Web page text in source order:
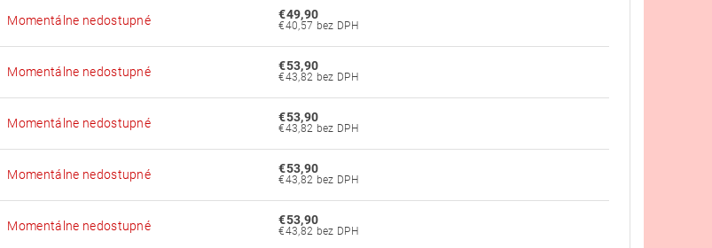
Momentálne nedostupné €49,90
€40,57 bez DPH
Momentálne nedostupné €53,90
€43,82 bez DPH
Momentálne nedostupné €53,90
€43,82 bez DPH
Momentálne nedostupné €53,90
€43,82 bez DPH
Momentálne nedostupné €53,90
€43,82 bez DPH